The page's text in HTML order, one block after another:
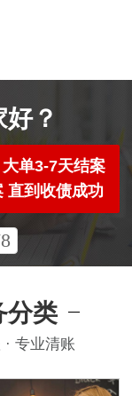
？
单3-7天结案
直到收债成功
分类
专业清账